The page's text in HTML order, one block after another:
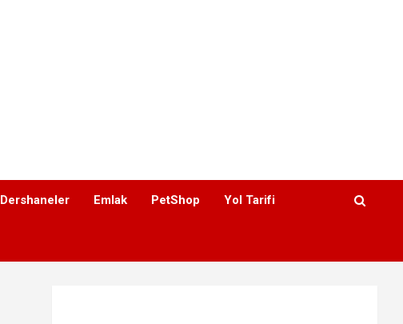
Dershaneler Emlak PetShop Yol Tarifi